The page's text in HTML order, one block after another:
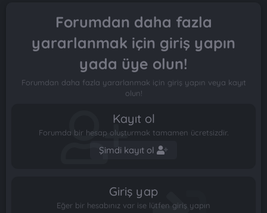
Forumdan daha fazla
yararlanmak için giriş yapın
yada üye olun!
Forumdan daha fazla yararlanmak için giriş yapın veya kayıt
olun!
Kayıt ol
Forumda bir hesap oluşturmak tamamen ücretsizdir.
Şimdi kayıt ol
Giriş yap
Eğer bir hesabınız var ise lütfen giriş yapın